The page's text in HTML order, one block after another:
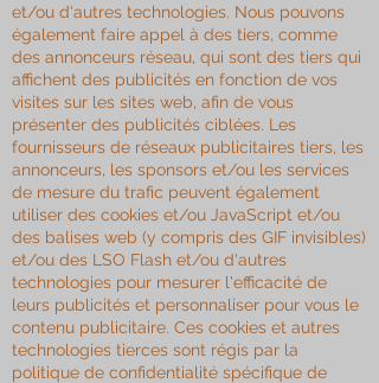
et/ou d'autres technologies. Nous pouvons
également faire appel à des tiers, comme
des annonceurs réseau, qui sont des tiers qui
affichent des publicités en fonction de vos
visites sur les sites web, afin de vous
présenter des publicités ciblées. Les
fournisseurs de réseaux publicitaires tiers, les
annonceurs, les sponsors et/ou les services
de mesure du trafic peuvent également
utiliser des cookies et/ou JavaScript et/ou
des balises web (y compris des GIF invisibles)
et/ou des LSO Flash et/ou d'autres
technologies pour mesurer l'efficacité de
leurs publicités et personnaliser pour vous le
contenu publicitaire. Ces cookies et autres
technologies tierces sont régis par la
politique de confidentialité spécifique de